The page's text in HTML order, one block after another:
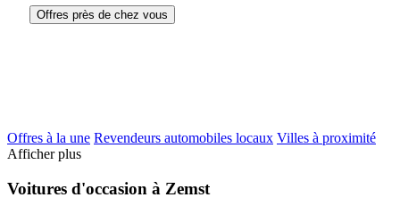
Offres près de chez vous
Offres à la une Revendeurs automobiles locaux Villes à proximité
Afficher plus
Voitures d'occasion à Zemst